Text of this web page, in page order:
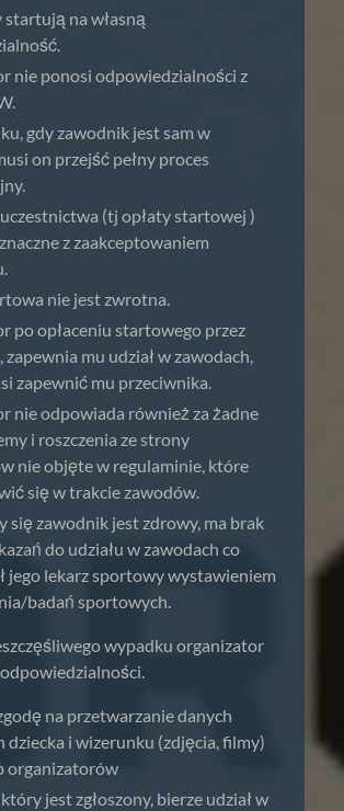
na własną
nie ponosi odpowiedzialności z
gdy zawodnik jest sam w
on przejść pełny proces
(tj opłaty startowej )
z zaakceptowaniem
nie jest zwrotna.
po opłaceniu startowego przez
zapewnia mu udział w zawodach,
zapewnić mu przeciwnika.
nie odpowiada również za żadne
i roszczenia ze strony
nie objęte w regulaminie, które
się w trakcie zawodów.
się zawodnik jest zdrowy, ma brak
do udziału w zawodach co
jego lekarz sportowy wystawieniem
badań sportowych.
wypadku organizator
na przetwarzanie danych
dziecka i wizerunku (zdjęcia, filmy)
organizatorów
jest zgłoszony, bierze udział w